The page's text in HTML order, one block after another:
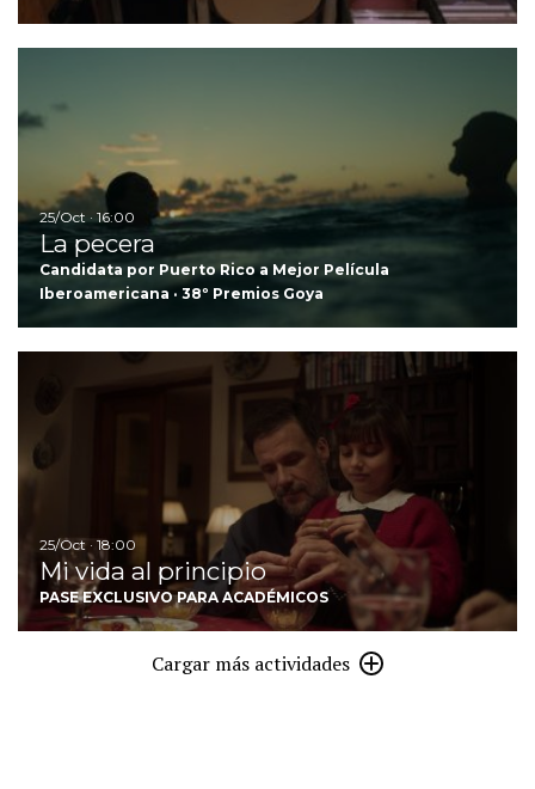
25/Oct · 16:00
La pecera
Candidata por Puerto Rico a Mejor Película
Iberoamericana · 38º Premios Goya
25/Oct · 18:00
Mi vida al principio
PASE EXCLUSIVO PARA ACADÉMICOS
Cargar más actividades